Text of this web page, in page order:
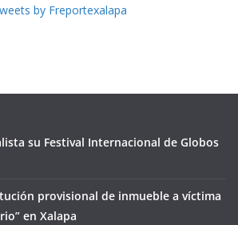
by Freportexalapa
su Festival Internacional de Globos
provisional de inmueble a víctima
en Xalapa